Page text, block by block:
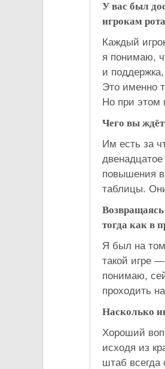
У вас был
игрокам
Каждый
я понимаю,
и
Это именно
Но при этом
Чего вы
Им есть за
повышения в
таблицы.
тогда как в
Я был на
такой игре
понимаю,
проходить
Насколько
Хороший
исходя из
штаб всегда